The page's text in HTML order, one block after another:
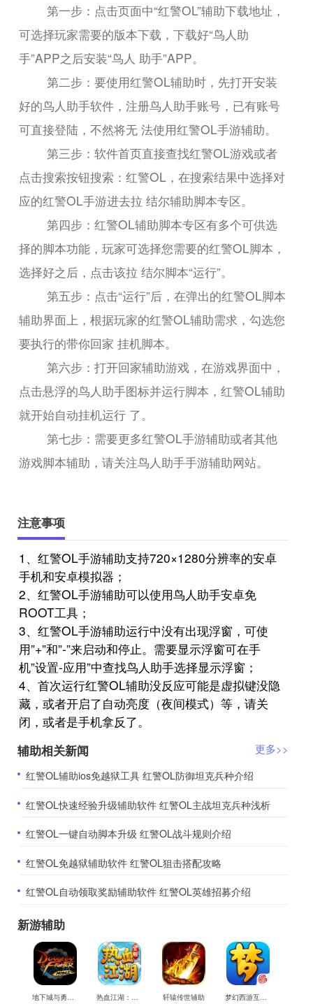
第一步：点击页面中“红警OL”辅助下载地址，
可选择玩家需要的版本下载，下载好“鸟人助
手”APP之后安装“鸟人 助手”APP。
第二步：要使用红警OL辅助时，先打开安装
好的鸟人助手软件，注册鸟人助手账号，已有账号
可直接登陆，不然将无 法使用红警OL手游辅助。
第三步：软件首页直接查找红警OL游戏或者
点击搜索按钮搜索：红警OL，在搜索结果中选择对
应的红警OL手游进去拉 结尔辅助脚本专区。
第四步：红警OL辅助脚本专区有多个可供选
择的脚本功能，玩家可选择您需要的红警OL脚本，
选择好之后，点击该拉 结尔脚本“运行”。
第五步：点击“运行”后，在弹出的红警OL脚本
辅助界面上，根据玩家的红警OL辅助需求，勾选您
要执行的带你回家 挂机脚本。
第六步：打开回家辅助游戏，在游戏界面中，
点击悬浮的鸟人助手图标并运行脚本，红警OL辅助
就开始自动挂机运行 了。
第七步：需要更多红警OL手游辅助或者其他
游戏脚本辅助，请关注鸟人助手手游辅助网站。
注意事项
1、红警OL手游辅助支持720×1280分辨率的安卓
手机和安卓模拟器；
2、红警OL手游辅助可以使用鸟人助手安卓免
ROOT工具；
3、红警OL手游辅助运行中没有出现浮窗，可使
用”+”和”-”来启动和停止。需要显示浮窗可在手
机”设置-应用”中查找鸟人助手选择显示浮窗；
4、首次运行红警OL辅助没反应可能是虚拟键没隐
藏，或者开启了自动亮度（夜间模式）等，请关
闭，或者是手机拿反了。
辅助相关新闻
更多>>
​红警OL辅助ios免越狱工具 红警OL防御坦克兵种介绍
​红警OL快速经验升级辅助软件 红警OL主战坦克兵种浅析
​红警OL一键自动脚本升级 红警OL战斗规则介绍
​红警OL免越狱辅助软件 红警OL狙击搭配攻略
​红警OL自动领取奖励辅助软件 红警OL英雄招募介绍
新游辅助
轩辕传世辅助